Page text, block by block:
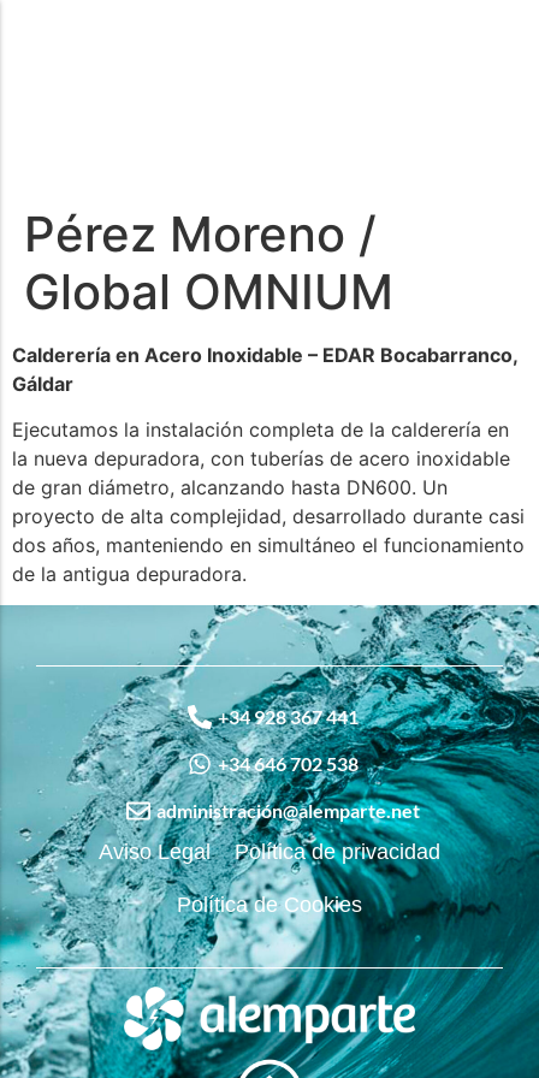
Pérez Moreno /
Global OMNIUM
Calderería en Acero Inoxidable – EDAR Bocabarranco,
Gáldar
Ejecutamos la instalación completa de la calderería en
la nueva depuradora, con tuberías de acero inoxidable
de gran diámetro, alcanzando hasta DN600. Un
proyecto de alta complejidad, desarrollado durante casi
dos años, manteniendo en simultáneo el funcionamiento
de la antigua depuradora.
+34 928 367 441
+34 646 702 538
administración@alemparte.net
Aviso Legal Política de privacidad
Política de Cookies